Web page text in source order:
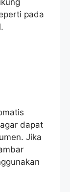
pada
dapat
Jika